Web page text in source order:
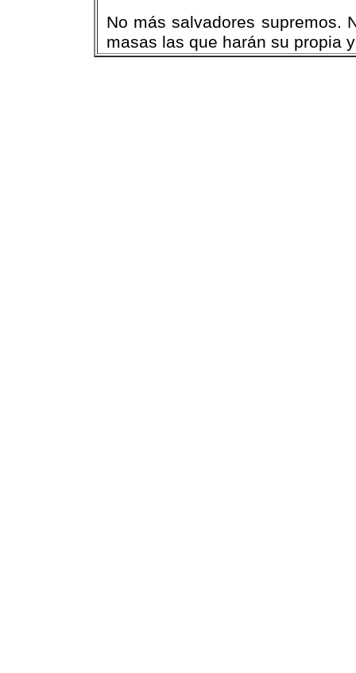
No más salvadores supremos.
masas las que harán su propia